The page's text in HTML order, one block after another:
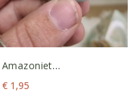
Amazoniet
Trommelsteen XS
€ 1,95